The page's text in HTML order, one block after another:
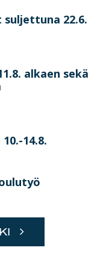
22.6.
alkaen sekä
14.8.